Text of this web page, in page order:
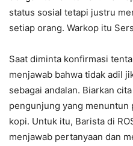
status sosial tetapi justru
setiap orang. Warkop itu
Saat diminta konfirmasi
menjawab bahwa tidak adil
sebagai andalan. Biarkan
pengunjung yang menuntun
kopi. Untuk itu, Barista di
menjawab pertanyaan dan